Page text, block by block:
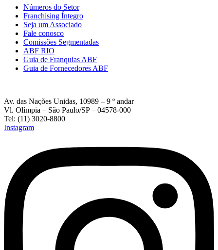
Números do Setor
Franchising Íntegro
Seja um Associado
Fale conosco
Comissões Segmentadas
ABF RIO
Guia de Franquias ABF
Guia de Fornecedores ABF
Av. das Nações Unidas, 10989 – 9 º andar
Vl. Olímpia – São Paulo/SP – 04578-000
Tel: (11) 3020-8800
Instagram